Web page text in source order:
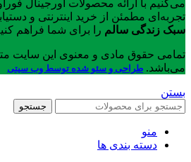
می‌کنیم با ارائه محصولات اورجینال
تجربه‌ای مطمئن از خرید اینترنتی و
سبک زندگی سالم را برای شما فراهم
تمامی حقوق مادی و معنوی این سایت
می‌باشد. طراحی و سئو شده توسط وب سیتی
بستن
جستجو
منو
دسته بندی ها